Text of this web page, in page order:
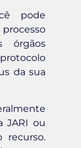
pode
órgãos
da sua
JARI ou
recurso.